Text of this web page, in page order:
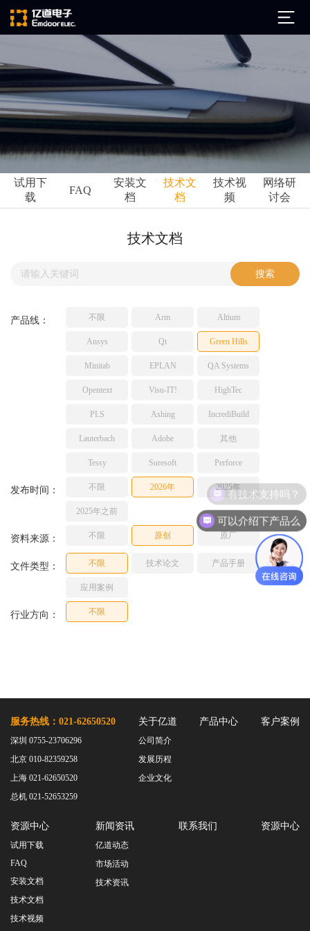
公司简介
发展历程
企业文化
ARM
Ansys
Perforce
TESSY
亿道动态
市场活动
技术文档
网络研讨会
试用下
载
FAQ
安装文
档
技术文
档
技术视
频
网络研
讨会
技术文档
产品线： 不限 Arm Altium
Ansys Qt Green Hills
Minitab EPLAN QA Systems
Opentext Visu-IT! HighTec
PLS Ashing IncrediBuild
Lauterbach Adobe 其他
Tessy Suresoft Perforce
发布时间： 不限 2026年 2025年
2025年之前
资料来源： 不限 原创 原厂
文件类型： 不限 技术论文 产品手册
应用案例
行业方向： 不限
服务热线：021-62650520
深圳 0755-23706296
北京 010-82359258
上海 021-62650520
总机 021-52653259
关于亿道
公司简介
发展历程
企业文化
产品中心 客户案例
资源中心
试用下载
FAQ
安装文档
技术文档
技术视频
新闻资讯
亿道动态
市场活动
技术资讯
联系我们 资源中心
可以介绍下产品么
有技术支持吗？